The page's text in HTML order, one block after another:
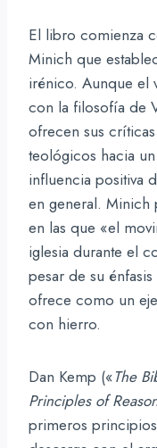
El libro comienza
Minich que
irénico. Aunque el
con la filosofía de
ofrecen sus
teológicos hacia
influencia positiva
en general. Minich
en las que «el
iglesia durante el
pesar de su
ofrece como un
con hierro.
Dan Kemp («The
Principles of
primeros